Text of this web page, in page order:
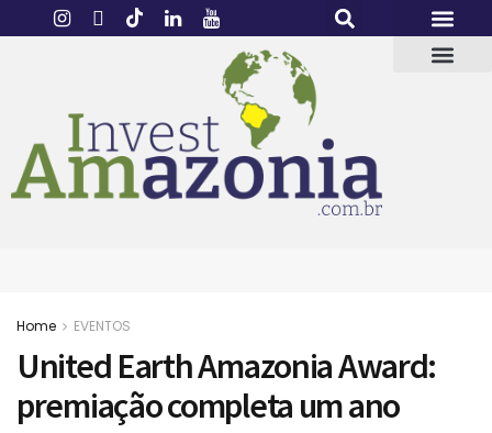
Home EVENTOS
United Earth Amazonia Award:
premiação completa um ano